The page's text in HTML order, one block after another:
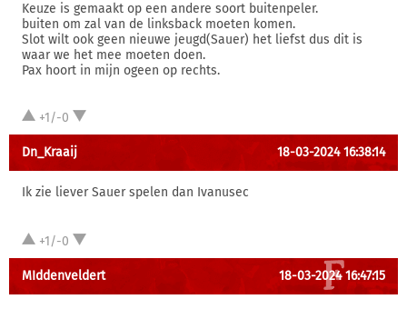
Keuze is gemaakt op een andere soort buitenpeler.
buiten om zal van de linksback moeten komen.
Slot wilt ook geen nieuwe jeugd(Sauer) het liefst dus dit is
waar we het mee moeten doen.
Pax hoort in mijn ogeen op rechts.
+1/-0
Dn_Kraaij 18-03-2024 16:38:14
Ik zie liever Sauer spelen dan Ivanusec
+1/-0
MIddenveldert 18-03-2024 16:47:15